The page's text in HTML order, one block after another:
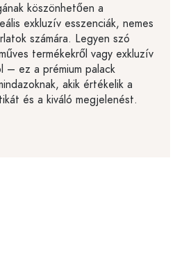
köszönhetően a
exkluzív esszenciák, nemes
számára. Legyen szó
termékekről vagy exkluzív
– ez a prémium palack
akik értékelik a
és a kiváló megjelenést.